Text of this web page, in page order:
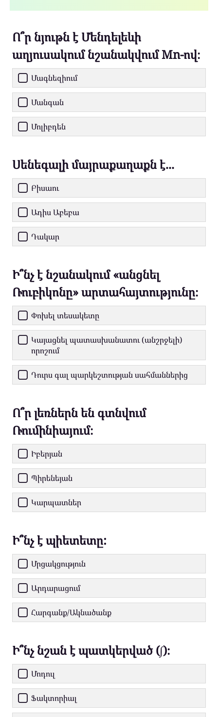
Ո՞ր նյութն է Մենդելեևի
աղյուսակում նշանակվում Mn-ով։
Մագնեզիում
Մանգան
Մոլիբդեն
Սենեգալի մայրաքաղաքն է...
Բիսաու
Ադիս Աբեբա
Դակար
Ի՞նչ է նշանակում «անցնել
Ռուբիկոնը» արտահայտությունը։
Փոխել տեսակետը
Կայացնել պատասխանատու (անշրջելի)
որոշում
Դուրս գալ պարկեշտության սահմաններից
Ո՞ր լեռներն են գտնվում
Ռումինիայում։
Իբերյան
Պիրենեյան
Կարպատներ
Ի՞նչ է պիետետը:
Մրցակցություն
Արդարացում
Հարգանք/Ակնածանք
Ի՞նչ նշան է պատկերված (∫)։
Մոդուլ
Ֆակտորիալ